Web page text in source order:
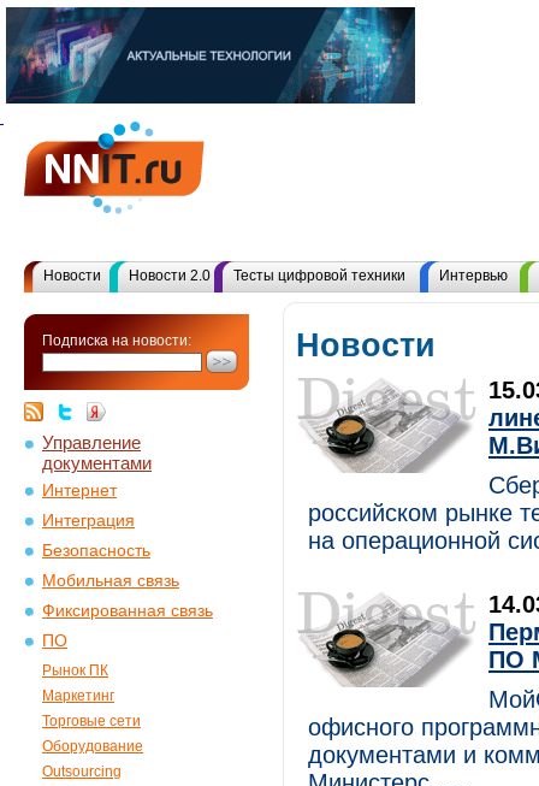
Новости Новости 2.0 Тесты цифровой техники Интервью
Подписка на новости:
Управление
документами
Интернет
Интеграция
Безопасность
Мобильная связь
Фиксированная связь
ПО
Рынок ПК
Маркетинг
Торговые сети
Оборудование
Outsourcing
Новости
российском рынке
на операционной
ПО
офисного
документами и